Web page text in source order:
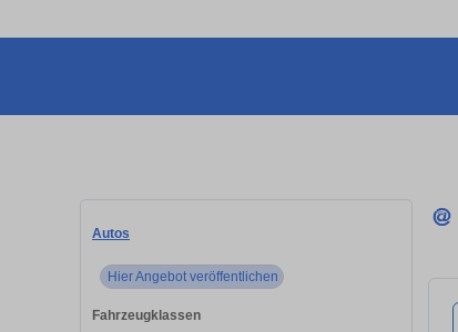
Autos
Hier Angebot veröffentlichen
Fahrzeugklassen